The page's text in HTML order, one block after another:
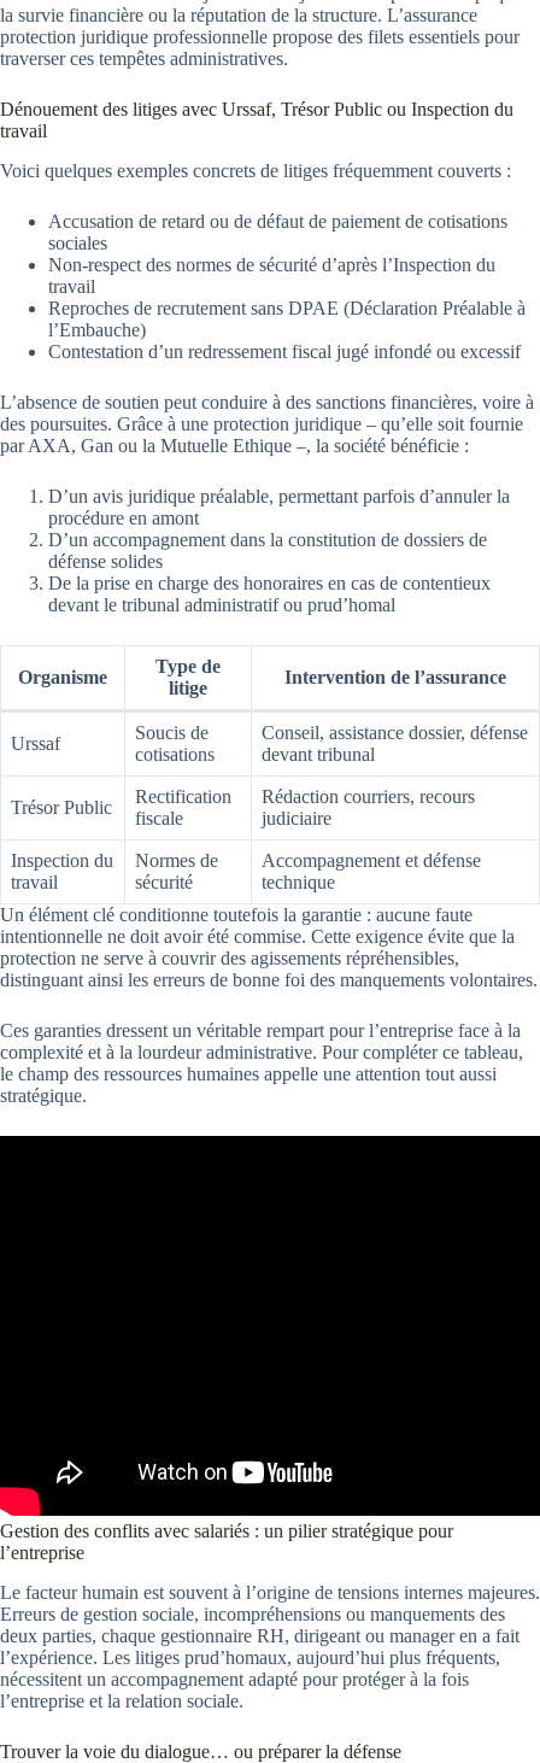
la survie financière ou la réputation de la structure. L’assurance
protection juridique professionnelle propose des filets essentiels pour
traverser ces tempêtes administratives.
Dénouement des litiges avec Urssaf, Trésor Public ou Inspection du
travail
Voici quelques exemples concrets de litiges fréquemment couverts :
Accusation de retard ou de défaut de paiement de cotisations
sociales
Non-respect des normes de sécurité d’après l’Inspection du
travail
Reproches de recrutement sans DPAE (Déclaration Préalable à
l’Embauche)
Contestation d’un redressement fiscal jugé infondé ou excessif
L’absence de soutien peut conduire à des sanctions financières, voire à
des poursuites. Grâce à une protection juridique – qu’elle soit fournie
par AXA, Gan ou la Mutuelle Ethique –, la société bénéficie :
D’un avis juridique préalable, permettant parfois d’annuler la
procédure en amont
D’un accompagnement dans la constitution de dossiers de
défense solides
De la prise en charge des honoraires en cas de contentieux
devant le tribunal administratif ou prud’homal
Organisme
Type de
litige
Intervention de l’assurance
Urssaf
Soucis de
cotisations
Conseil, assistance dossier, défense
devant tribunal
Trésor Public
Rectification
fiscale
Rédaction courriers, recours
judiciaire
Inspection du
travail
Normes de
sécurité
Accompagnement et défense
technique
Un élément clé conditionne toutefois la garantie : aucune faute
intentionnelle ne doit avoir été commise. Cette exigence évite que la
protection ne serve à couvrir des agissements répréhensibles,
distinguant ainsi les erreurs de bonne foi des manquements volontaires.
Ces garanties dressent un véritable rempart pour l’entreprise face à la
complexité et à la lourdeur administrative. Pour compléter ce tableau,
le champ des ressources humaines appelle une attention tout aussi
stratégique.
Gestion des conflits avec salariés : un pilier stratégique pour
l’entreprise
Le facteur humain est souvent à l’origine de tensions internes majeures.
Erreurs de gestion sociale, incompréhensions ou manquements des
deux parties, chaque gestionnaire RH, dirigeant ou manager en a fait
l’expérience. Les litiges prud’homaux, aujourd’hui plus fréquents,
nécessitent un accompagnement adapté pour protéger à la fois
l’entreprise et la relation sociale.
Trouver la voie du dialogue… ou préparer la défense